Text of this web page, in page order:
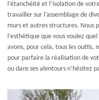
l’étanchéité et l’isolation de
travailler sur l’assemblage de
murs et autres structures. Nous
l’esthétique que vous voulez
avons, pour cela, tous les outils,
pour parfaire la réalisation de
ou dans ses alentours n’hésitez